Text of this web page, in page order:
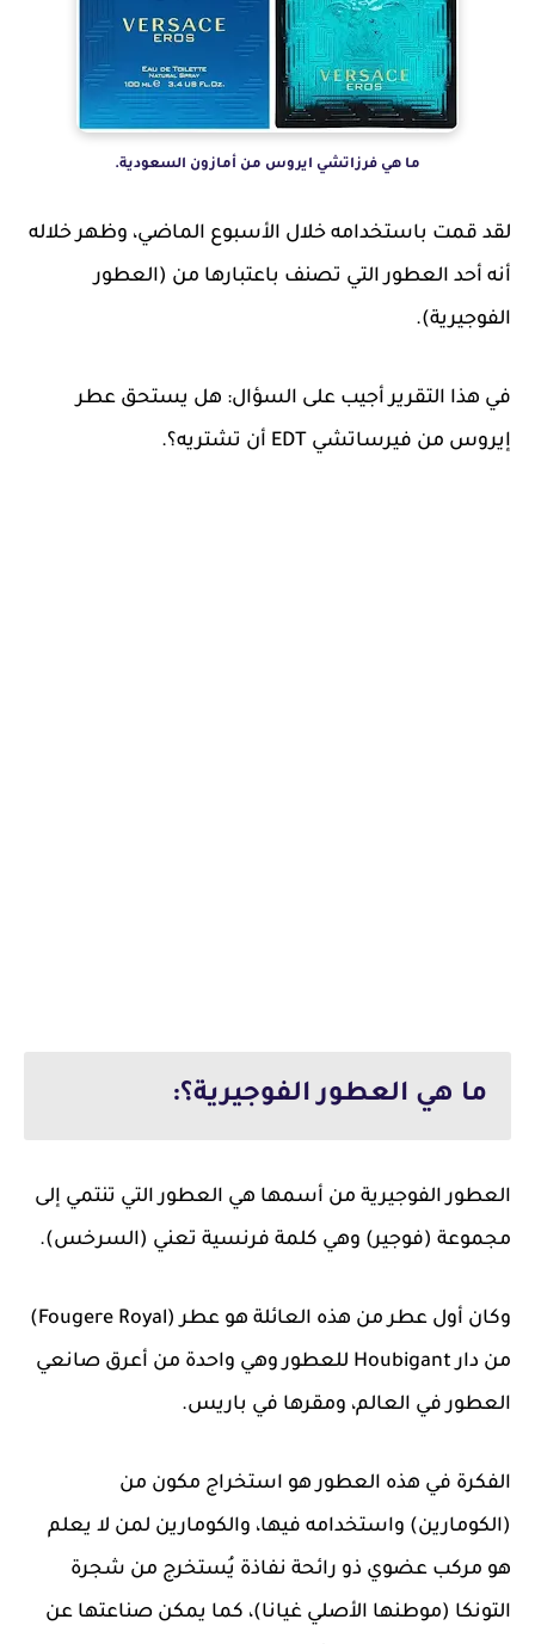
ما هي فرزاتشي ايروس من أمازون السعودية.
لقد قمت باستخدامه خلال الأسبوع الماضي، وظهر خلاله
أنه أحد العطور التي تصنف باعتبارها من (العطور
الفوجيرية).
في هذا التقرير أجيب على السؤال: هل يستحق عطر
إيروس من فيرساتشي EDT أن تشتريه؟.
ما هي العطور الفوجيرية؟:
العطور الفوجيرية من أسمها هي العطور التي تنتمي إلى
مجموعة (فوجير) وهي كلمة فرنسية تعني (السرخس).
وكان أول عطر من هذه العائلة هو عطر (Fougere Royal)
من دار Houbigant للعطور وهي واحدة من أعرق صانعي
العطور في العالم، ومقرها في باريس.
الفكرة في هذه العطور هو استخراج مكون من
(الكومارين) واستخدامه فيها، والكومارين لمن لا يعلم
هو مركب عضوي ذو رائحة نفاذة يُستخرج من شجرة
التونكا (موطنها الأصلي غيانا)، كما يمكن صناعتها عن